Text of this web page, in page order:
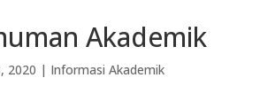
Akademik
2020 | Informasi Akademik